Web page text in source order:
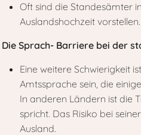
Oft sind die Standesämter
Auslandshochzeit vorstellen.
Die Sprach- Barriere bei der
Eine weitere Schwierigkeit
Amtssprache sein, die
In anderen Ländern ist die
spricht. Das Risiko bei
Ausland.